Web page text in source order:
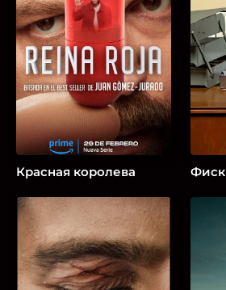
Красная королева Фиск